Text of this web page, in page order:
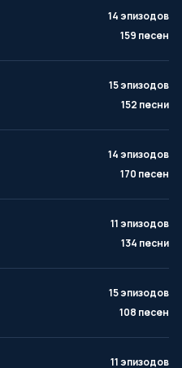
14 эпизодов
159 песен
15 эпизодов
152 песни
14 эпизодов
170 песен
11 эпизодов
134 песни
15 эпизодов
108 песен
11 эпизодов